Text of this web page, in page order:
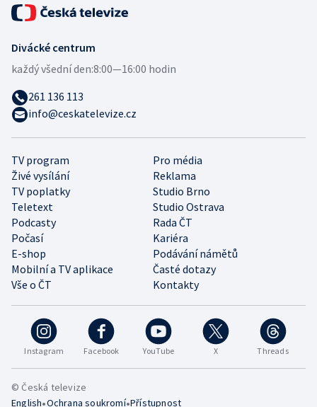
Instagram Facebook YouTube X Threads
TV program
Pro média
Živé vysílání
Reklama
TV poplatky
Studio Brno
Teletext
Studio Ostrava
Podcasty
Rada ČT
Počasí
Kariéra
E-shop
Podávání námětů
Mobilní a TV aplikace
Časté dotazy
Vše o ČT
Kontakty
Divácké centrum
každý všední den:8:00—16:00 hodin
261 136 113
info@ceskatelevize.cz
© Česká televize
English•Ochrana soukromí•Přístupnost